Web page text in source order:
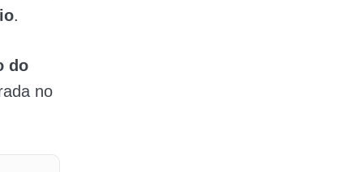
.
do
no